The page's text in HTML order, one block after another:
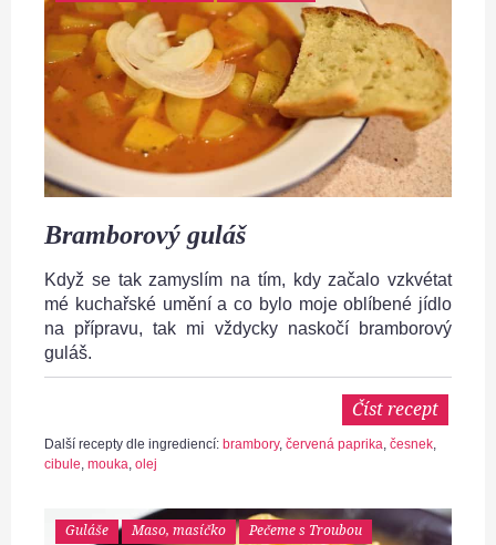
Bramborový guláš
Když se tak zamyslím na tím, kdy začalo vzkvétat
mé kuchařské umění a co bylo moje oblíbené jídlo
na přípravu, tak mi vždycky naskočí bramborový
guláš.
Číst recept
Další recepty dle ingrediencí: brambory, červená paprika česnek
cibule mouka olej
Guláše Maso, masíčko Pečeme s Troubou